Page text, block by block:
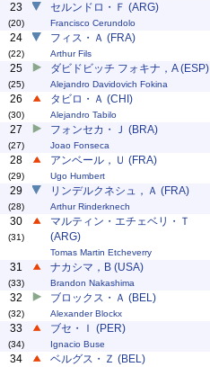
23
(20)
セルンドロ・Ｆ (ARG)
Francisco Cerundolo
24
(22)
フィス・Ａ (FRA)
Arthur Fils
25
(25)
ダビドビッチ フォキナ，A (ESP)
Alejandro Davidovich Fokina
26
(30)
タビロ・Ａ (CHI)
Alejandro Tabilo
27
(27)
フォンセカ・Ｊ (BRA)
Joao Fonseca
28
(29)
アンベール，Ｕ (FRA)
Ugo Humbert
29
(28)
リンデルクネシュ，Ａ (FRA)
Arthur Rinderknech
30
(31)
マルティン・エチェベリ・Ｔ
(ARG)
Tomas Martin Etcheverry
31
(33)
ナカシマ，B (USA)
Brandon Nakashima
32
(32)
ブロックス・Ａ (BEL)
Alexander Blockx
33
(34)
ブセ・Ｉ (PER)
Ignacio Buse
34 ベルグス・Ｚ (BEL)